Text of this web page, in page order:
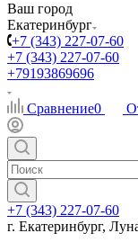
Ваш город
Екатеринбург
+7 (343) 227-07-60
+7 (343) 227-07-60
+79193869696
Сравнение0
+7 (343) 227-07-60
г. Екатеринбург,